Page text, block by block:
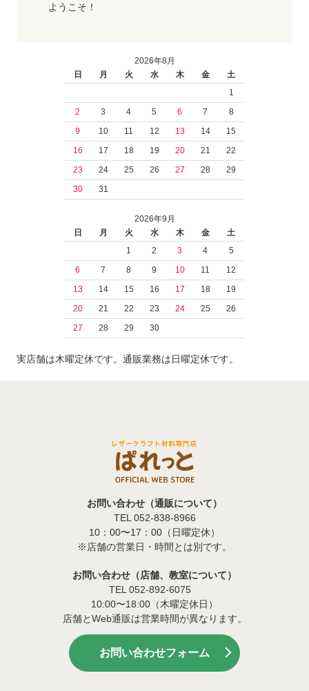
ようこそ！
2026年8月
日
月 火 水 木 金
土
1
2
3 4 5 6 7
8
9
10 11 12 13 14
15
16
17 18 19 20 21
22
23
24 25 26 27 28
29
30
31
2026年9月
日
月 火 水 木 金
土
1
2 3 4
5
6
7 8 9 10 11
12
13
14 15 16 17 18
19
20
21 22 23 24 25
26
27
28 29 30
実店舗は木曜定休です。通販業務は日曜定休です。
お問い合わせ（通販について）
TEL 052-838-8966
10：00〜17：00（日曜定休）
※店舗の営業日・時間とは別です。
お問い合わせ（店舗、教室について）
TEL 052-892-6075
10:00〜18:00（木曜定休日）
店舗とWeb通販は営業時間が異なります。
お問い合わせフォーム